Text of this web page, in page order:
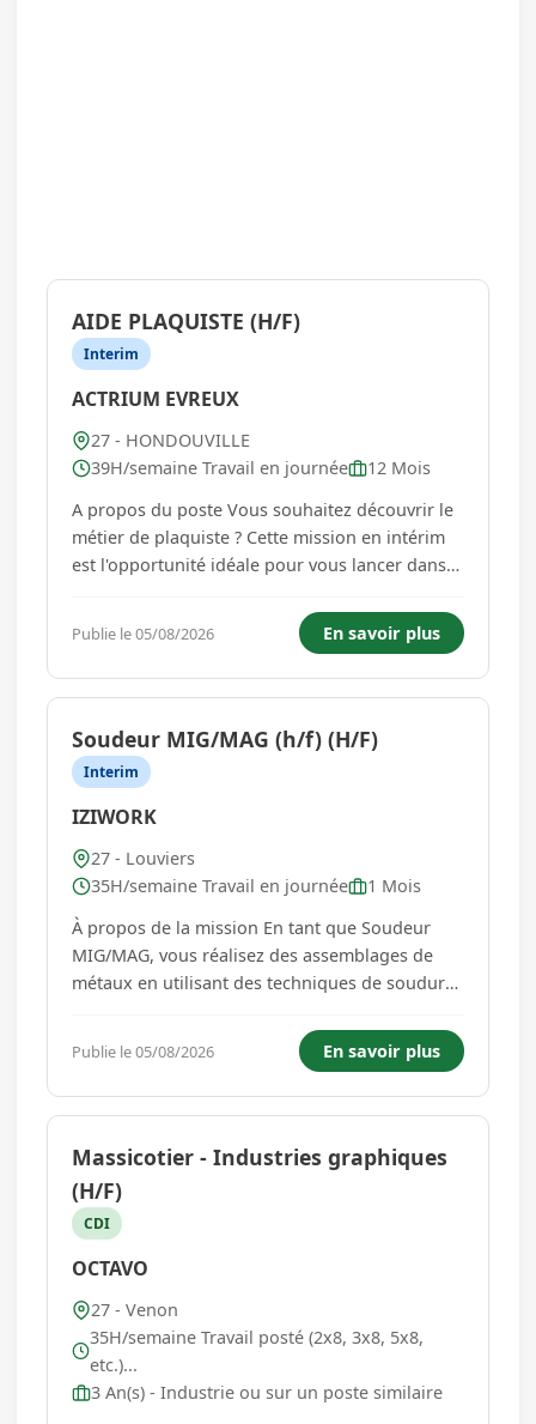
AIDE PLAQUISTE (H/F)
Interim
ACTRIUM EVREUX
27 - HONDOUVILLE
39H/semaine Travail en journée
12 Mois
A propos du poste Vous souhaitez découvrir le
métier de plaquiste ? Cette mission en intérim
est l'opportunité idéale pour vous lancer dans
professionnels expérimentés. Votre mission :
En tant qu'Aide Plaquiste, vous travaillerez en
binôme avec...
Publie le 05/08/2026 En savoir plus
Soudeur MIG/MAG (h/f) (H/F)
Interim
IZIWORK
27 - Louviers
35H/semaine Travail en journée
1 Mois
À propos de la mission En tant que Soudeur
MIG/MAG, vous réalisez des assemblages de
métaux en utilisant des techniques de soudure
souder, incluant dégraissage et décapage. -
Choisir et régler les paramètres de soudage en
fonction des plans techn...
Publie le 05/08/2026 En savoir plus
Massicotier - Industries graphiques
(H/F)
CDI
OCTAVO
27 - Venon
35H/semaine Travail posté (2x8, 3x8, 5x8,
etc.)...
3 An(s) - Industrie ou sur un poste similaire